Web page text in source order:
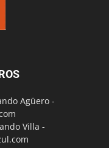
Agüero -
Villa -